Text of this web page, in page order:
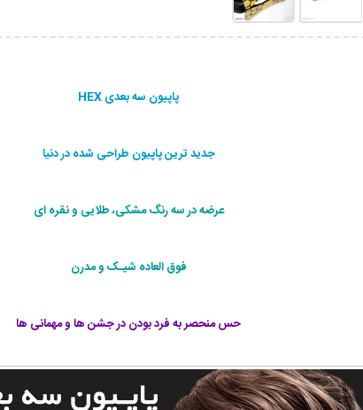
پاپیون سه بعدی HEX
جديد ترين پاپيون طراحی شده در دنيا
عرضه در سه رنگ مشکی، طلايی و نقره ای
فوق العاده شيـک و مدرن
حس منحصر به فرد بودن در جشن ها و مهمانی ها